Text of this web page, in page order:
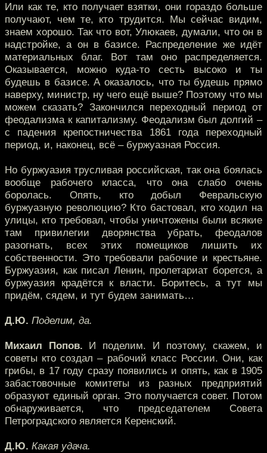
Или как те, кто получает взятки, они гораздо больше
получают, чем те, кто трудится. Мы сейчас видим,
знаем хорошо. Так что вот, Улюкаев, думали, что он в
надстройке, а он в базисе. Распределение же идёт
материальных благ. Вот там оно распределяется.
Оказывается, можно куда-то сесть высоко и ты
будешь в базисе. А оказалось, что ты будешь прямо
наверху, министр, ну чего ещё выше? Поэтому что мы
можем сказать? Закончился переходный период от
феодализма к капитализму. Феодализм был долгий –
с падения крепостничества 1861 года переходный
период, и, наконец, всё – буржуазная Россия.
Но буржуазия трусливая российская, так она боялась
вообще рабочего класса, что она слабо очень
боролась. Опять, кто добыл Февральскую
буржуазную революцию? Кто бастовал, кто ходил на
улицы, кто требовал, чтобы уничтожены были всякие
там привилегии дворянства убрать, феодалов
разогнать, всех этих помещиков лишить их
собственности. Это требовали рабочие и крестьяне.
Буржуазия, как писал Ленин, пролетариат борется, а
буржуазия крадётся к власти. Боритесь, а тут мы
придём, сядем, и тут будем занимать…
Д.Ю. Поделим, да.
Михаил Попов. И поделим. И поэтому, скажем, и
советы кто создал – рабочий класс России. Они, как
грибы, в 17 году сразу появились и опять, как в 1905
забастовочные комитеты из разных предприятий
образуют единый орган. Это получается совет. Потом
обнаруживается, что председателем Совета
Петроградского является Керенский.
Д.Ю. Какая удача.